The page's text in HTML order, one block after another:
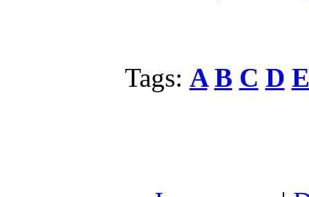
Tags: A B C D E